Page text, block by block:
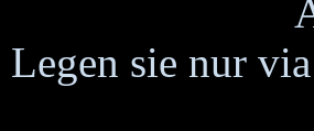
Legen sie nur